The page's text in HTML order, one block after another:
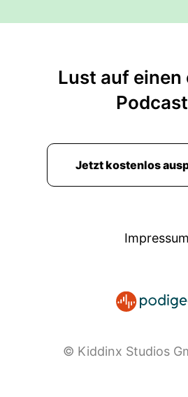
Lust auf einen
Jetzt kostenlos
Impressum
© Kiddinx Studios